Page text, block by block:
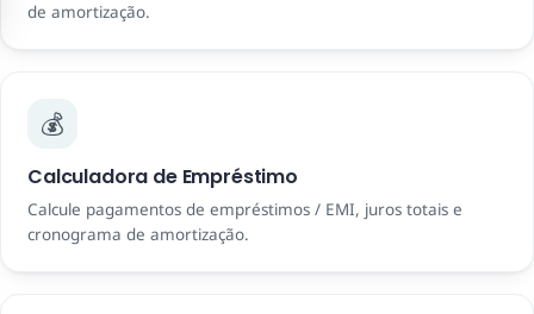
de amortização.
💰
Calculadora de Empréstimo
Calcule pagamentos de empréstimos / EMI, juros totais e
cronograma de amortização.